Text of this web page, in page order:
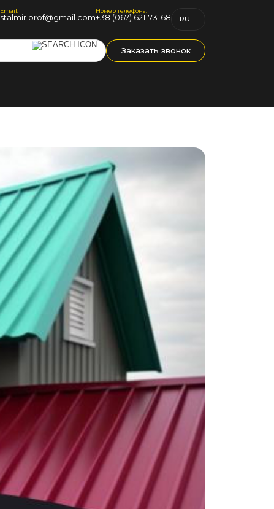
Email:
stalmir.prof@gmail.com
Номер телефона:
+38 (067) 621-73-68
RU
Заказать звонок